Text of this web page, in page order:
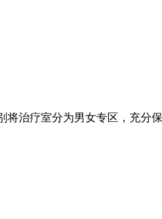
治疗室分为男女专区，充分